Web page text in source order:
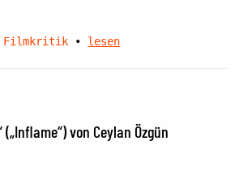
Filmkritik • lesen
(„Inflame“) von Ceylan Özgün